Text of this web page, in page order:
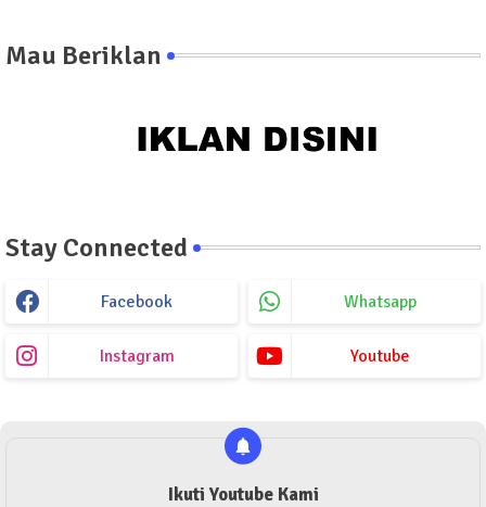
Mau Beriklan
Stay Connected
Facebook Whatsapp
Instagram Youtube
Ikuti Youtube Kami